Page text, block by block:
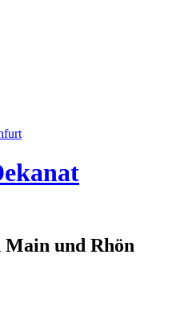
Main und Rhön